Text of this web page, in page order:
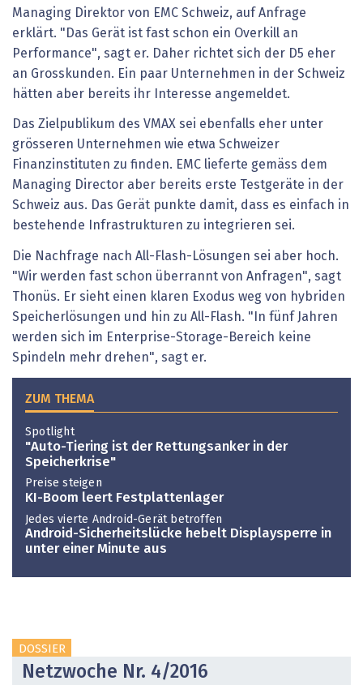
Managing Direktor von EMC Schweiz, auf Anfrage
erklärt. "Das Gerät ist fast schon ein Overkill an
Performance", sagt er. Daher richtet sich der D5 eher
an Grosskunden. Ein paar Unternehmen in der Schweiz
hätten aber bereits ihr Interesse angemeldet.
Das Zielpublikum des VMAX sei ebenfalls eher unter
grösseren Unternehmen wie etwa Schweizer
Finanzinstituten zu finden. EMC lieferte gemäss dem
Managing Director aber bereits erste Testgeräte in der
Schweiz aus. Das Gerät punkte damit, dass es einfach in
bestehende Infrastrukturen zu integrieren sei.
Die Nachfrage nach All-Flash-Lösungen sei aber hoch.
"Wir werden fast schon überrannt von Anfragen", sagt
Thonüs. Er sieht einen klaren Exodus weg von hybriden
Speicherlösungen und hin zu All-Flash. "In fünf Jahren
werden sich im Enterprise-Storage-Bereich keine
Spindeln mehr drehen", sagt er.
ZUM THEMA
Spotlight
"Auto-Tiering ist der Rettungsanker in der
Speicherkrise"
Preise steigen
KI-Boom leert Festplattenlager
Jedes vierte Android-Gerät betroffen
Android-Sicherheitslücke hebelt Displaysperre in
unter einer Minute aus
DOSSIER
Netzwoche Nr. 4/2016